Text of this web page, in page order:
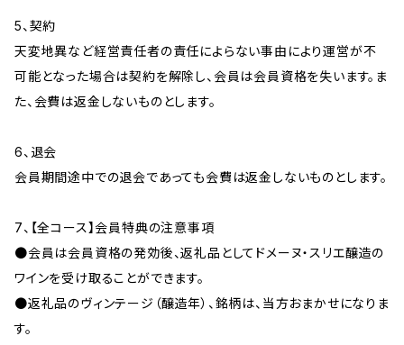
5、契約
天変地異など経営責任者の責任によらない事由により運営が不
可能となった場合は契約を解除し、会員は会員資格を失います。ま
た、会費は返金しないものとします。
6、退会
会員期間途中での退会であっても会費は返金しないものとします。
7、【全コース】会員特典の注意事項
●会員は会員資格の発効後、返礼品としてドメーヌ・スリエ醸造の
ワインを受け取ることができます。
●返礼品のヴィンテージ（醸造年）、銘柄は、当方おまかせになりま
す。